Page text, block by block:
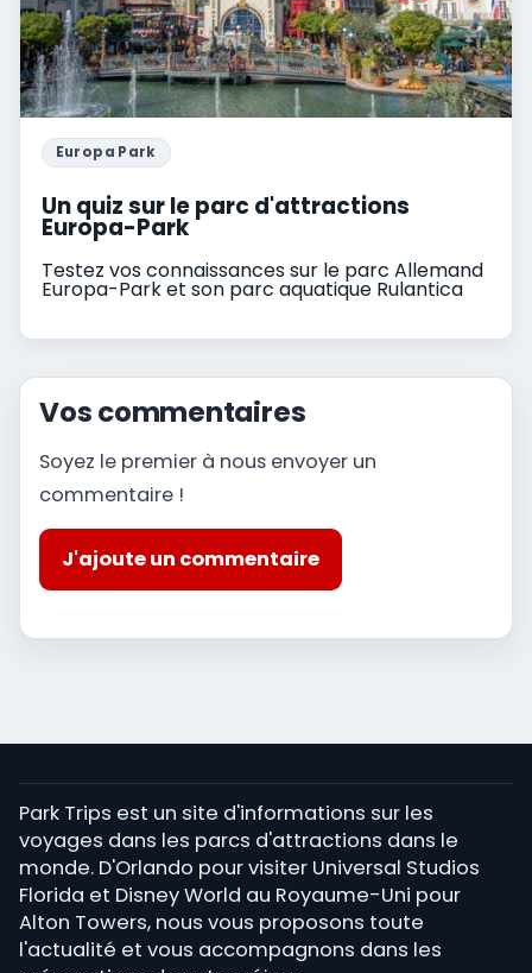
Europa Park
Un quiz sur le parc d'attractions
Europa-Park
Testez vos connaissances sur le parc Allemand
Europa-Park et son parc aquatique Rulantica
Vos commentaires
Soyez le premier à nous envoyer un
commentaire !
J'ajoute un commentaire
Park Trips est un site d'informations sur les
voyages dans les parcs d'attractions dans le
monde. D'Orlando pour visiter Universal Studios
Florida et Disney World au Royaume-Uni pour
Alton Towers, nous vous proposons toute
l'actualité et vous accompagnons dans les